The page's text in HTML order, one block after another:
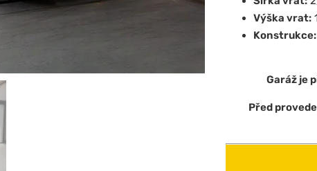
Výška vrat:
Konstrukce:
Garáž je
Před